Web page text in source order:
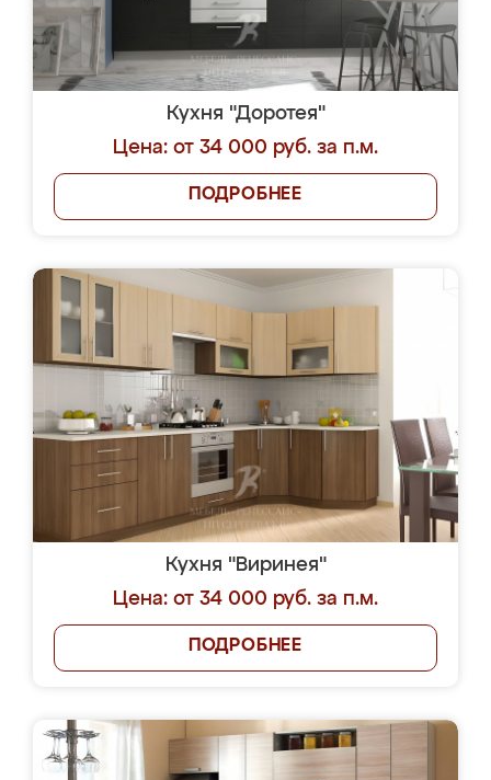
Кухня "Доротея"
Цена: от 34 000 руб. за п.м.
ПОДРОБНЕЕ
Кухня "Виринея"
Цена: от 34 000 руб. за п.м.
ПОДРОБНЕЕ